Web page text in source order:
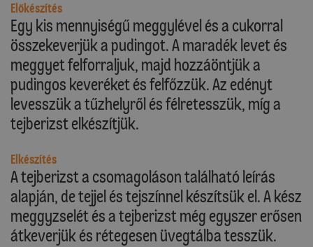
Előkészítés
Egy kis mennyiségű meggylével és a cukorral
összekeverjük a pudingot. A maradék levet és
meggyet felforraljuk, majd hozzáöntjük a
pudingos keveréket és felfőzzük. Az edényt
levesszük a tűzhelyről és félretesszük, míg a
tejberizst elkészítjük.
Elkészítés
A tejberizst a csomagoláson található leírás
alapján, de tejjel és tejszínnel készítsük el. A kész
meggyzselét és a tejberizst még egyszer erősen
átkeverjük és rétegesen üvegtálba tesszük.